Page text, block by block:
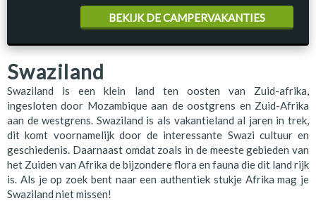
Swaziland
Swaziland is een klein land ten oosten van Zuid-afrika,
ingesloten door Mozambique aan de oostgrens en Zuid-Afrika
aan de westgrens. Swaziland is als vakantieland al jaren in trek,
dit komt voornamelijk door de interessante Swazi cultuur en
geschiedenis. Daarnaast omdat zoals in de meeste gebieden van
het Zuiden van Afrika de bijzondere flora en fauna die dit land rijk
is. Als je op zoek bent naar een authentiek stukje Afrika mag je
Swaziland niet missen!
BEKIJK DE CAMPERVAKANTIES